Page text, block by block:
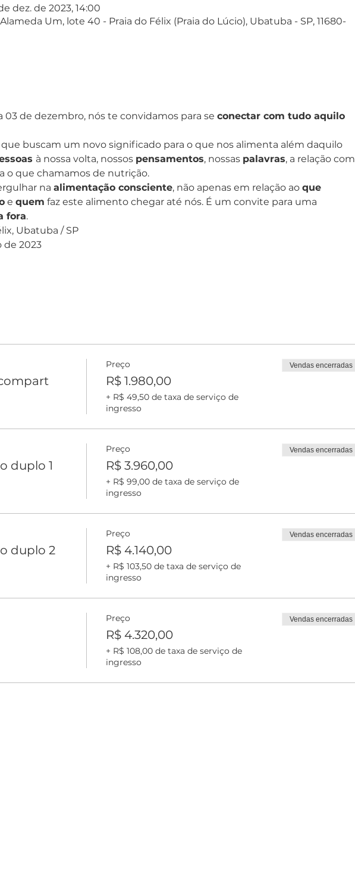
dez. de 2023, 14:00
Um, lote 40 - Praia do Félix (Praia do Lúcio), Ubatuba - SP, 11680-
03 de dezembro, nós te convidamos para se conectar com tudo aquilo
buscam um novo significado para o que nos alimenta além daquilo
à nossa volta, nossos pensamentos, nossas palavras, a relação com
o que chamamos de nutrição.
na alimentação consciente, não apenas em relação ao que
e quem faz este alimento chegar até nós. É um convite para uma
fora.
Ubatuba / SP
de 2023
Preço
R$ 1.980,00
+ R$ 49,50 de taxa de serviço de
ingresso
Vendas encerradas
duplo 1
Preço
R$ 3.960,00
+ R$ 99,00 de taxa de serviço de
ingresso
Vendas encerradas
duplo 2
Preço
R$ 4.140,00
+ R$ 103,50 de taxa de serviço de
ingresso
Vendas encerradas
Preço
R$ 4.320,00
+ R$ 108,00 de taxa de serviço de
ingresso
Vendas encerradas